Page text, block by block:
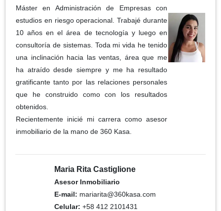
Máster en Administración de Empresas con
estudios en riesgo operacional. Trabajé durante
10 años en el área de tecnología y luego en
consultoría de sistemas. Toda mi vida he tenido
una inclinación hacia las ventas, área que me
ha atraído desde siempre y me ha resultado
gratificante tanto por las relaciones personales
que he construido como con los resultados
obtenidos.
Recientemente inicié mi carrera como asesor
inmobiliario de la mano de 360 Kasa.
Maria Rita Castiglione
Asesor Inmobiliario
E-mail: mariarita@360kasa.com
Celular: +58 412 2101431